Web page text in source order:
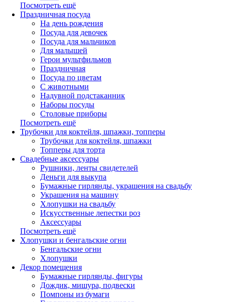
Посмотреть ещё
Праздничная посуда
На день рождения
Посуда для девочек
Посуда для мальчиков
Для малышей
Герои мультфильмов
Праздничная
Посуда по цветам
С животными
Надувной подстаканник
Наборы посуды
Столовые приборы
Посмотреть ещё
Трубочки для коктейля, шпажки, топперы
Трубочки для коктейля, шпажки
Топперы для торта
Свадебные аксессуары
Рушники, ленты свидетелей
Деньги для выкупа
Бумажные гирлянды, украшения на свадьбу
Украшения на машину
Хлопушки на свадьбу
Искусственные лепестки роз
Аксессуары
Посмотреть ещё
Хлопушки и бенгальские огни
Бенгальские огни
Хлопушки
Декор помещения
Бумажные гирлянды, фигуры
Дождик, мишура, подвески
Помпоны из бумаги